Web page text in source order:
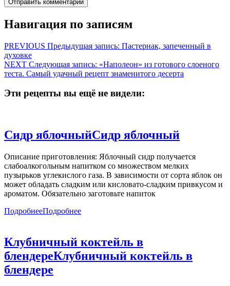
Навигация по записям
PREVIOUS Предыдущая запись: Пастернак, запеченный в
духовке
NEXT Следующая запись: «Наполеон» из готового слоеного
теста. Самый удачный рецепт знаменитого десерта
Эти рецепты вы ещё не видели:
Сидр яблочныйСидр яблочный
Описание приготовления: Яблочный сидр получается
слабоалкогольным напитком со множеством мелких
пузырьков углекислого газа. В зависимости от сорта яблок он
может обладать сладким или кисловато-сладким привкусом и
ароматом. Обязательно заготовьте напиток
ПодробнееПодробнее
Клубничный коктейль в
блендереКлубничный коктейль в
блендере